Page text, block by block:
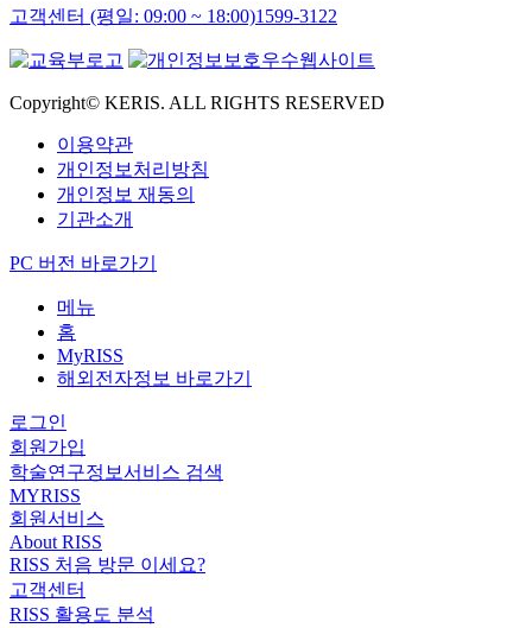
고객센터 (평일: 09:00 ~ 18:00)1599-3122
Copyright© KERIS. ALL RIGHTS RESERVED
이용약관
개인정보처리방침
개인정보 재동의
기관소개
PC 버전 바로가기
메뉴
홈
MyRISS
해외전자정보 바로가기
로그인
회원가입
학술연구정보서비스 검색
MYRISS
회원서비스
About RISS
RISS 처음 방문 이세요?
고객센터
RISS 활용도 분석